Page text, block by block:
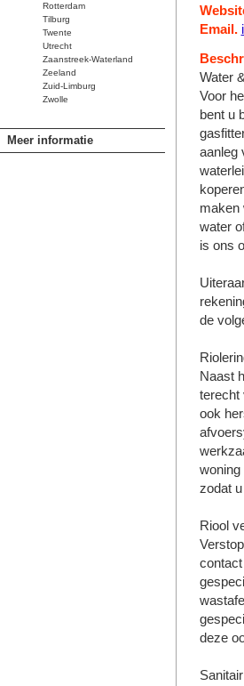
Rotterdam
Tilburg
Twente
Utrecht
Zaanstreek-Waterland
Zeeland
Zuid-Limburg
Zwolle
Meer informatie
Email.
Water
Voor
bent u
aanleg
maken
water
is ons
de
Naast
terecht
ook
woning
zodat
Riool
deze
Sanitair